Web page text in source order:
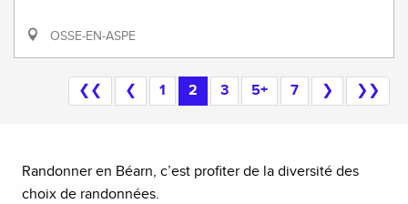
OSSE-EN-ASPE
❮❮ ❮ 1 2 3 5+ 7 ❯ ❯❯
Randonner en Béarn, c’est profiter de la diversité des
choix de randonnées.